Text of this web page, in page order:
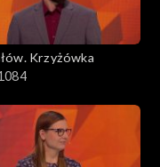
Krzyżówka